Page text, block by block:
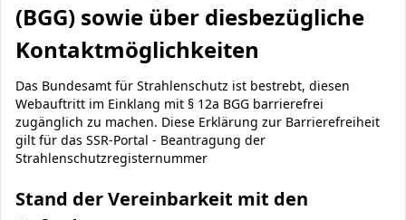
(BGG) sowie über diesbezügliche
Kontaktmöglichkeiten
Das Bundesamt für Strahlenschutz ist bestrebt, diesen
Webauftritt im Einklang mit § 12a BGG barrierefrei
zugänglich zu machen. Diese Erklärung zur Barrierefreiheit
gilt für das SSR-Portal - Beantragung der
Strahlenschutzregisternummer
Stand der Vereinbarkeit mit den